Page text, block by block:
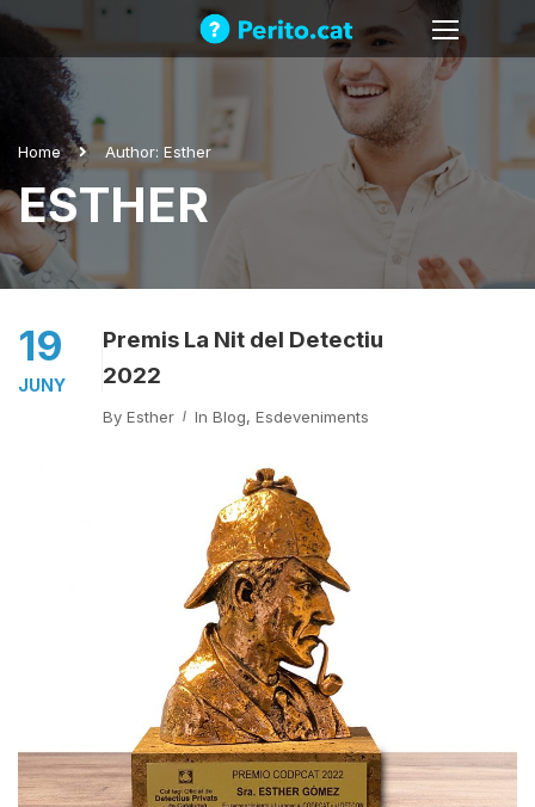
Home Author: Esther
ESTHER
19
JUNY
Premis La Nit del Detectiu
2022
By Esther In Blog, Esdeveniments